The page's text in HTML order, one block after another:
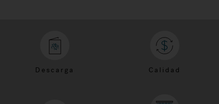
Descarga Calidad